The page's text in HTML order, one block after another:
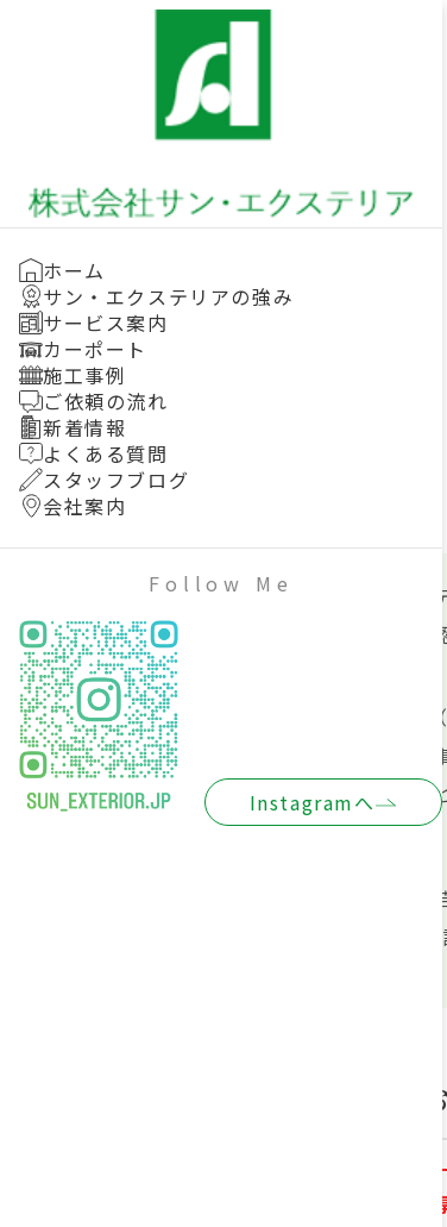
ホーム
サン・エクステリアの強み
サービス案内
カーポート
施工事例
ご依頼の流れ
新着情報
よくある質問
スタッフブログ
会社案内
Follow Me
Instagramへ
ご相談予約
株式会社サン・エクス
お問い合わせ内容を確
※お問い合わせから工
い合わせいただきたい
郡山市、福島市、会
(その他、福島県内応
ご相談予約・
※こちらは相談予約